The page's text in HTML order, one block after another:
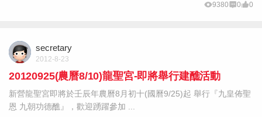
9380 0 0
secretary
2012-8-23
20120925(農曆8/10)龍聖宮-即將舉行建醮活動
新營龍聖宮即將於壬辰年農曆8月初十(國曆9/25)起 舉行『九皇佈聖
恩 九朝功德醮』，歡迎踴躍參加 ...